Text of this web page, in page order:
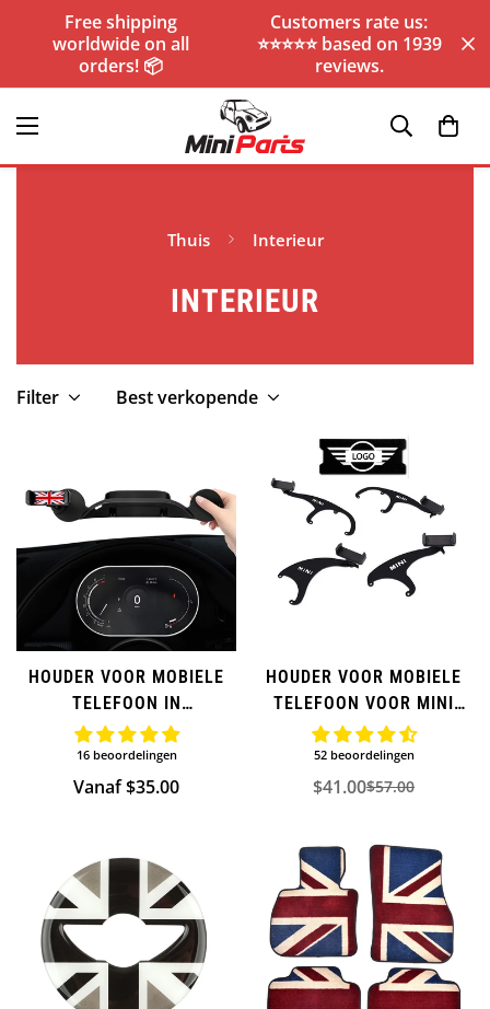
Free shipping
worldwide on all
orders! 📦
Customers rate us:
⭐️⭐️⭐️⭐️⭐️ based on 1939
reviews.
Thuis Interieur
INTERIEUR
Filter Best verkopende
HOUDER VOOR MOBIELE
TELEFOON IN
AUTODASHBOARD VOOR
MINI COOPER MET LCD-
INSTRUMENTEN
16 beoordelingen
Normale
Vanaf $35.00
HOUDER VOOR MOBIELE
TELEFOON VOOR MINI
COOPER
52 beoordelingen
Verkoopprijs
$41.00Normale
$57.00